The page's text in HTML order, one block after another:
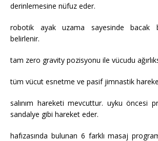
derinlemesine nüfuz eder.
robotik ayak uzama sayesinde bacak
belirlenir.
tam zero gravity pozisyonu ile vücudu
tüm vücut esnetme ve pasif jimnastik
salınım hareketi mevcuttur. uyku öncesi
sandalye gibi hareket eder.
hafızasında bulunan 6 farklı masaj